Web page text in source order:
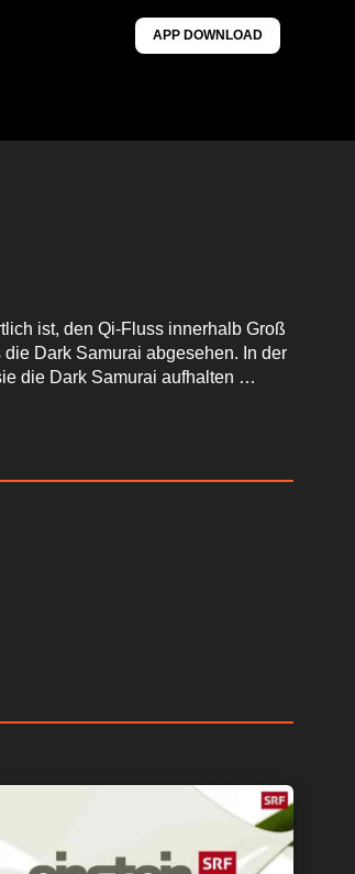
APP DOWNLOAD
ist, den Qi-Fluss innerhalb Groß
Dark Samurai abgesehen. In der
die Dark Samurai aufhalten …